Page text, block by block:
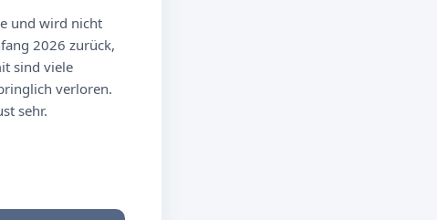
und wird nicht
2026 zurück,
sind viele
verloren.
sehr.